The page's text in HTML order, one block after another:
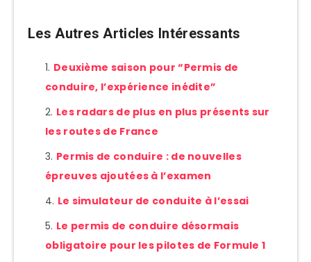
Les Autres Articles Intéressants
Deuxième saison pour “Permis de
conduire, l’expérience inédite”
Les radars de plus en plus présents sur
les routes de France
Permis de conduire : de nouvelles
épreuves ajoutées à l’examen
Le simulateur de conduite à l’essai
Le permis de conduire désormais
obligatoire pour les pilotes de Formule 1